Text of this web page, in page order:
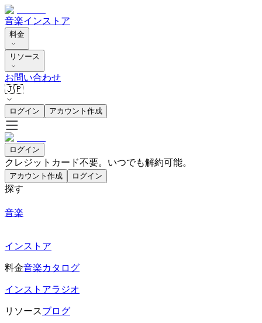
音楽インストア
料金
リソース
お問い合わせ
🇯🇵
ログイン アカウント作成
ログイン
クレジットカード不要。いつでも解約可能。
アカウント作成 ログイン
探す
音楽
インストア
料金音楽カタログ
インストアラジオ
リソースブログ